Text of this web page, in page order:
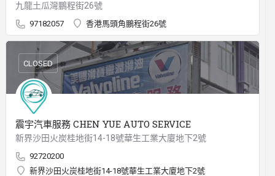
九龍土瓜灣鵬程街26號
97182057 香港馬頭角鵬程街26號
震宇汽車服務 CHEN YUE AUTO SERVICE
新界沙田火炭桂地街14-18號華生工業大廈地下2號
92720200
新界沙田火炭桂地街14-18號華生工業大廈地下2號
CLOSED